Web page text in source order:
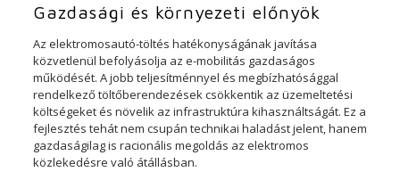
Gazdasági és környezeti előnyök
Az elektromosautó-töltés hatékonyságának javítása
közvetlenül befolyásolja az e-mobilitás gazdaságos
működését. A jobb teljesítménnyel és megbízhatósággal
rendelkező töltőberendezések csökkentik az üzemeltetési
költségeket és növelik az infrastruktúra kihasználtságát. Ez a
fejlesztés tehát nem csupán technikai haladást jelent, hanem
gazdaságilag is racionális megoldás az elektromos
közlekedésre való átállásban.